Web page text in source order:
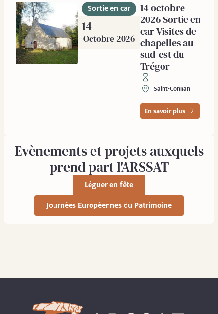
Sortie en car
14
Octobre 2026
14 octobre
2026 Sortie en
car Visites de
chapelles au
sud-est du
Trégor
Saint-Connan
En savoir plus
Evènements et projets auxquels
prend part l'ARSSAT
Léguer en fête
Journées Européennes du Patrimoine